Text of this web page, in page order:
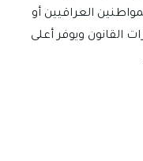
العراقيين أو
القانون ويوفر أعلى